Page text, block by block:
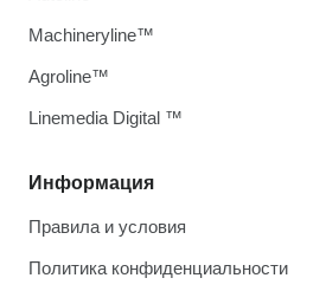
Информация
Правила и условия
Политика конфиденциальности
Machineryline™
Agroline™
Linemedia Digital ™